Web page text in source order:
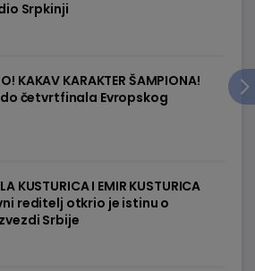
Srpkinji
KAKAV KARAKTER ŠAMPIONA!
četvrtfinala Evropskog
KUSTURICA I EMIR KUSTURICA
reditelj otkrio je istinu o
Srbije